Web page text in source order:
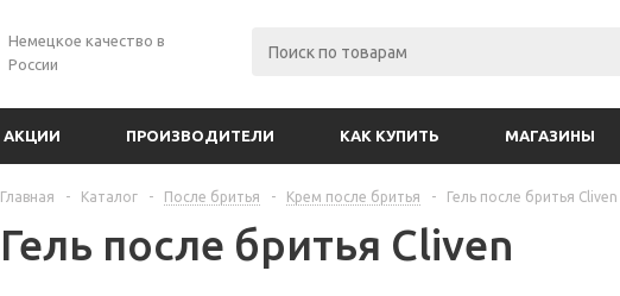
Немецкое качество в
России
АКЦИИ ПРОИЗВОДИТЕЛИ КАК КУПИТЬ МАГАЗИНЫ
Главная - Каталог - После бритья - Крем после бритья - Гель после бритья Cliven
Гель после бритья Cliven